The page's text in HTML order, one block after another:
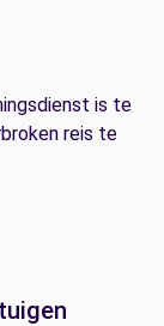
is te
reis te